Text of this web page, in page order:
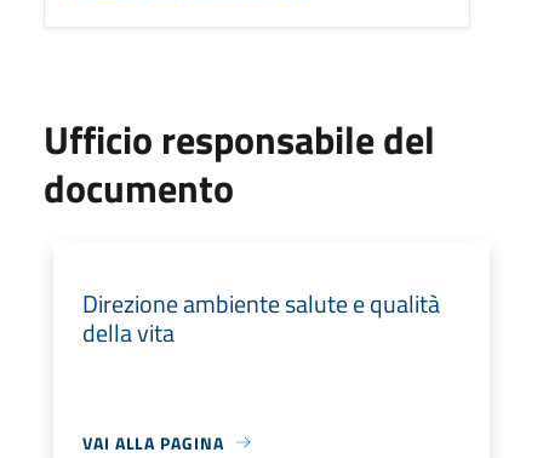
Ufficio responsabile del
documento
Direzione ambiente salute e qualità
della vita
VAI ALLA PAGINA